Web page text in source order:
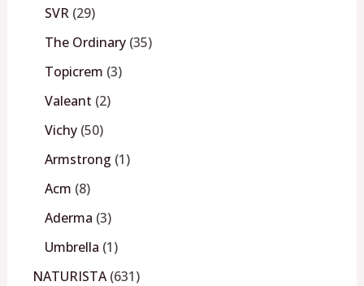
SVR 29
The Ordinary 35
Topicrem 3
Valeant 2
Vichy 50
Armstrong 1
Acm 8
Aderma 3
Umbrella 1
NATURISTA 631